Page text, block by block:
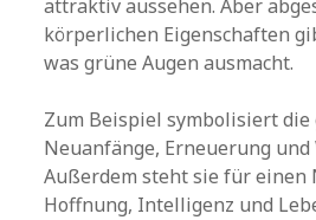
attraktiv aussehen. Aber
körperlichen Eigenschaften
was grüne Augen ausmacht.
Zum Beispiel symbolisiert die
Neuanfänge, Erneuerung und
Außerdem steht sie für einen
Hoffnung, Intelligenz und